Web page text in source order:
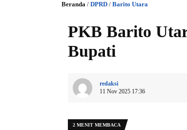
Beranda / DPRD / Barito Utara
PKB Barito
Bupati
redaksi
11 Nov 2025 17:36
2 MENIT MEMBACA